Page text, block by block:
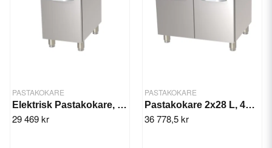
PASTAKOKARE
Elektrisk Pastakokare, 1 korg 28 L bad, 400v
29 469 kr
PASTAKOKARE
Pastakokare 2x28 L, 400V
36 778,5 kr